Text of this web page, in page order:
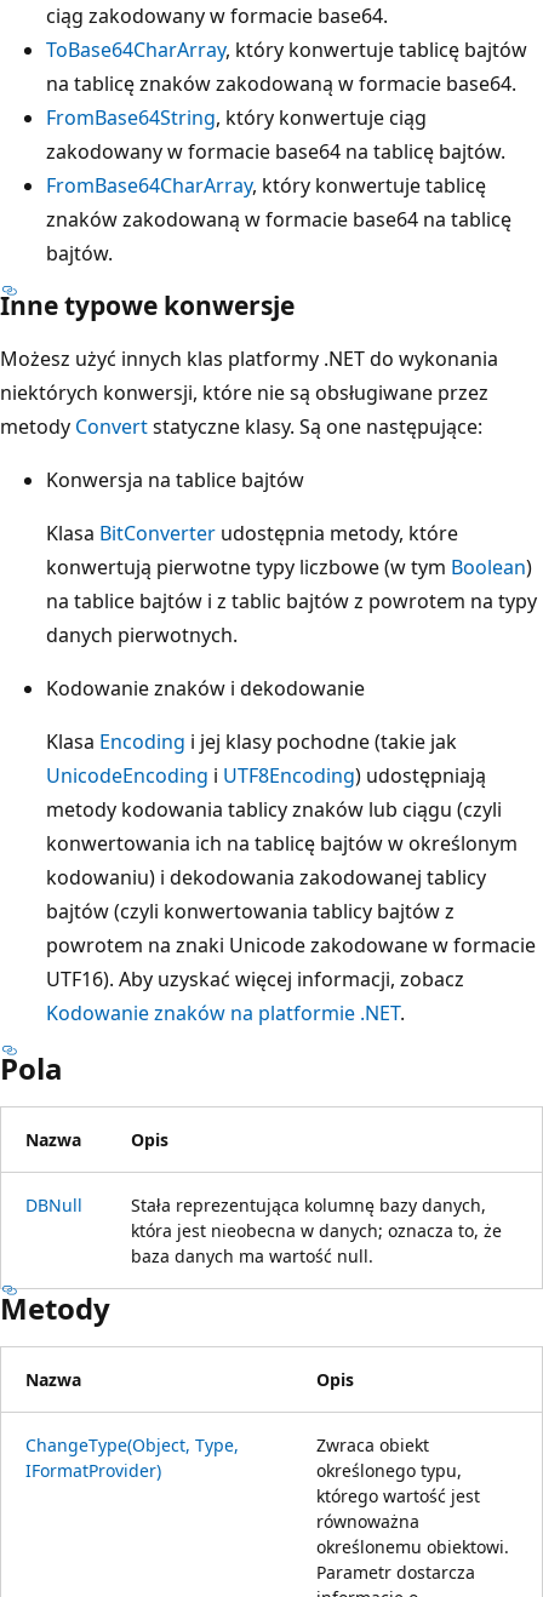
ciąg zakodowany w formacie base64.
ToBase64CharArray, który konwertuje tablicę bajtów
na tablicę znaków zakodowaną w formacie base64.
FromBase64String, który konwertuje ciąg
zakodowany w formacie base64 na tablicę bajtów.
FromBase64CharArray, który konwertuje tablicę
znaków zakodowaną w formacie base64 na tablicę
bajtów.
Inne typowe konwersje
Możesz użyć innych klas platformy .NET do wykonania
niektórych konwersji, które nie są obsługiwane przez
metody Convertstatyczne klasy. Są one następujące:
Konwersja na tablice bajtów
Klasa BitConverter udostępnia metody, które
konwertują pierwotne typy liczbowe (w tym Boolean)
na tablice bajtów i z tablic bajtów z powrotem na typy
danych pierwotnych.
Kodowanie znaków i dekodowanie
Klasa Encoding i jej klasy pochodne (takie jak
UnicodeEncoding i UTF8Encoding) udostępniają
metody kodowania tablicy znaków lub ciągu (czyli
konwertowania ich na tablicę bajtów w określonym
kodowaniu) i dekodowania zakodowanej tablicy
bajtów (czyli konwertowania tablicy bajtów z
powrotem na znaki Unicode zakodowane w formacie
UTF16). Aby uzyskać więcej informacji, zobacz
Kodowanie znaków na platformie .NET.
Pola
Nazwa Opis
DBNull
Stała reprezentująca kolumnę bazy danych,
która jest nieobecna w danych; oznacza to, że
baza danych ma wartość null.
Metody
Nazwa Opis
ChangeType(Object, Type,
IFormatProvider)
Zwraca obiekt
określonego typu,
którego wartość jest
równoważna
określonemu obiektowi.
Parametr dostarcza